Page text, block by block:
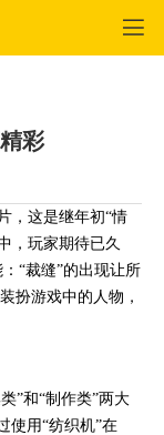
彩
，这是继年初“情
，玩家期待已久
“裁缝”的出现让所
扮游戏中的人物，
”和“制作类”两大
使用“纺织机”在